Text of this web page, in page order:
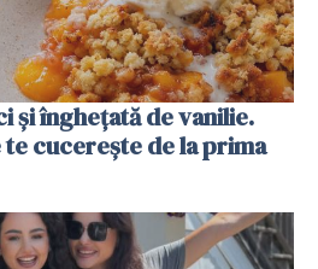
și înghețată de vanilie.
cucerește de la prima